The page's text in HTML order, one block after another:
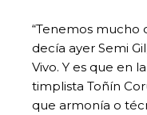
“Tenemos mucho
decía ayer Semi
Vivo. Y es que en
timplista Toñín
que armonía o